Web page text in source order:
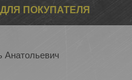
ПОКУПАТЕЛЯ
Анатольевич